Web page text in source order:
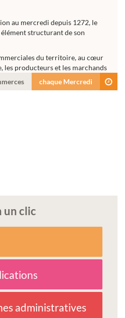
au mercredi depuis 1272, le
structurant de son
du territoire, au cœur
les producteurs et les marchands
chaque Mercredi
un clic
administratives